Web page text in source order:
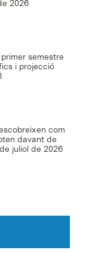
2026
semestre
i projecció
com
davant de
juliol de 2026